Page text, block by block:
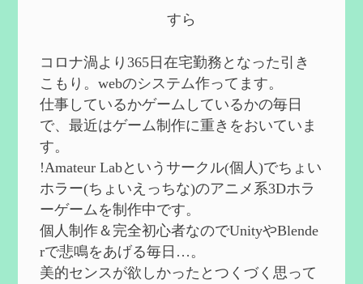
第５８回 集敵以外のすべてを持ってしま
ったサポーターシロネンの解説【2凸ま
2024/09/02
第５７回 アチーブメント「対決者・１」
を手に入れたい
を作成
2024/09/02
第５６回 ムアラニの簡易解説と使用感な
ど【0~1凸】
2024/08/11
第５５回 【無凸無モチ】エミリエを使っ
てみた感想を作成
2024/06/26
第４９回 フリーナの簡易性能紹介とテン
ションについての検証を更新
すら
コロナ渦より365日在宅勤務となった引き
こもり。webのシステム作ってます。
仕事しているかゲームしているかの毎日
で、最近はゲーム制作に重きをおいていま
す。
!Amateur Labというサークル(個人)でちょい
ホラー(ちょいえっちな)のアニメ系3Dホラ
ーゲームを制作中です。
個人制作＆完全初心者なのでUnityやBlende
rで悲鳴をあげる毎日…。
美的センスが欲しかったとつくづく思って